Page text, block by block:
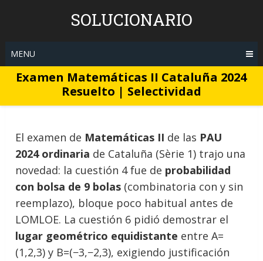
SOLUCIONARIO
MENU
Examen Matemáticas II Cataluña 2024
Resuelto | Selectividad
El examen de Matemáticas II de las PAU
2024 ordinaria de Cataluña (Sèrie 1) trajo una
novedad: la cuestión 4 fue de probabilidad
con bolsa de 9 bolas (combinatoria con y sin
reemplazo), bloque poco habitual antes de
LOMLOE. La cuestión 6 pidió demostrar el
lugar geométrico equidistante entre A=
(1,2,3) y B=(−3,−2,3), exigiendo justificación